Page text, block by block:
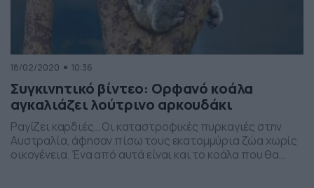
18/02/2020 10:36
Συγκινητικό βίντεο: Ορφανό κοάλα
αγκαλιάζει λούτρινο αρκουδάκι
Ραγίζει καρδιές… Οι καταστροφικές πυρκαγιές στην
Αυστραλία, άφησαν πίσω τους εκατομμύρια ζώα χωρίς
οικογένεια. Ένα από αυτά είναι και το κοάλα που θα